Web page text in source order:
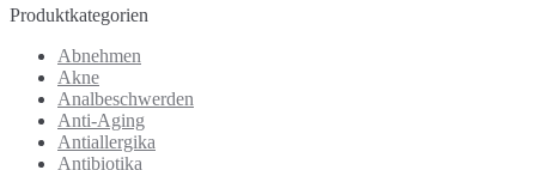
Produktkategorien
Abnehmen
Akne
Analbeschwerden
Anti-Aging
Antiallergika
Antibiotika